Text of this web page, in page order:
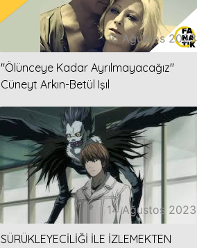
16 Ağustos 2023
''Ölünceye Kadar Ayrılmayacağız''
Cüneyt Arkın-Betül Işıl
14 Ağustos 2023
SÜRÜKLEYECİLİĞİ İLE İZLEMEKTEN